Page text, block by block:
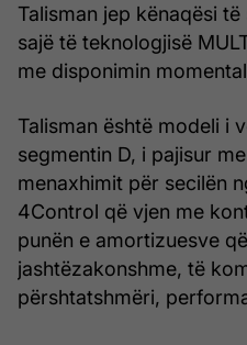
Talisman jep kënaqësi
sajë të teknologjisë
me disponimin
Talisman është modeli i
segmentin D, i pajisur
menaxhimit për secilën
4Control që vjen me
punën e amortizuesve
jashtëzakonshme, të
përshtatshmëri,